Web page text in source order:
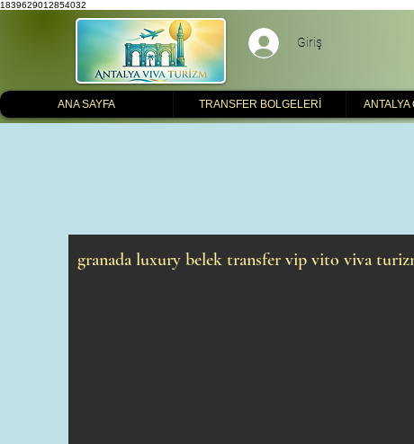
1839629012854032
Giriş
ANA SAYFA TRANSFER BOLGELERİ ANTALYA
granada luxury belek transfer vip vito viva